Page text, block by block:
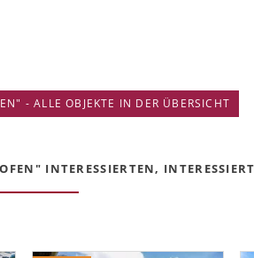
- ALLE OBJEKTE IN DER ÜBERSICHT
INTERESSIERTEN,